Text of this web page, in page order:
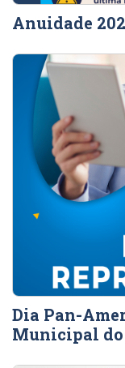
Anuidade
Dia Pan-
Municipal do